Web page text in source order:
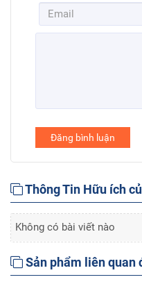
Đăng bình luận
Thông Tin Hữu ích
Không có bài viết nào
Sản phẩm liên quan